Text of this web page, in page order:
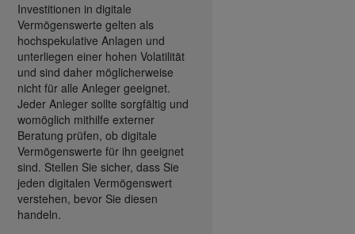
Investitionen in digitale
Vermögenswerte gelten als
hochspekulative Anlagen und
unterliegen einer hohen Volatilität
und sind daher möglicherweise
nicht für alle Anleger geeignet.
Jeder Anleger sollte sorgfältig und
womöglich mithilfe externer
Beratung prüfen, ob digitale
Vermögenswerte für ihn geeignet
sind. Stellen Sie sicher, dass Sie
jeden digitalen Vermögenswert
verstehen, bevor Sie diesen
handeln.